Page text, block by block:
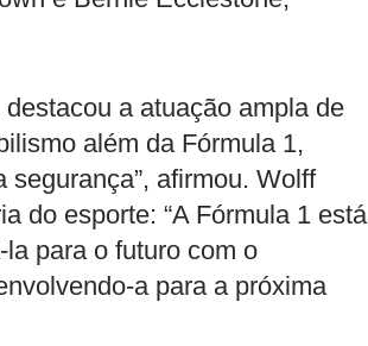
destacou a atuação ampla de
além da Fórmula 1,
afirmou. Wolff
do esporte: “A Fórmula 1 está
para o futuro com o
a para a próxima